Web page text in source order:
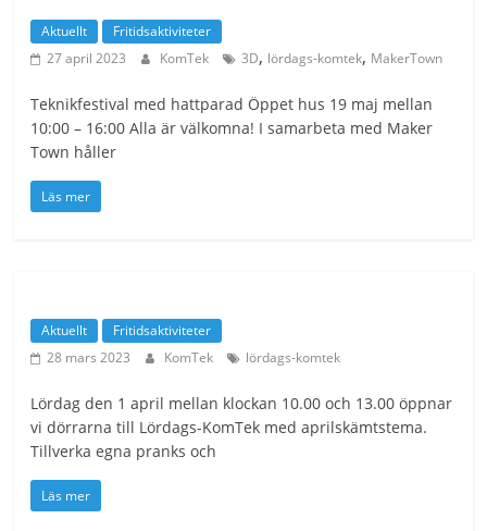
Aktuellt
Fritidsaktiviteter
27 april 2023
KomTek 3D, lördags-komtek, MakerTown
Teknikfestival med hattparad Öppet hus 19 maj mellan
10:00 – 16:00 Alla är välkomna! I samarbeta med Maker
Town håller
Läs mer
Aktuellt
Fritidsaktiviteter
28 mars 2023
KomTek lördags-komtek
Lördag den 1 april mellan klockan 10.00 och 13.00 öppnar
vi dörrarna till Lördags-KomTek med aprilskämtstema.
Tillverka egna pranks och
Läs mer